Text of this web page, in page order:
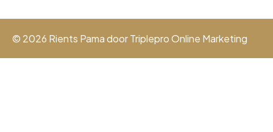
© 2026 Rients Pama doorTriplepro Online Marketing